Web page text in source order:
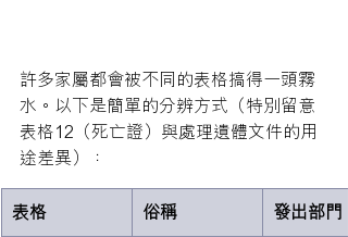
許多家屬都會被不同的表格搞得一頭霧
水。以下是簡單的分辨方式（特別留意
表格12（死亡證）與處理遺體文件的用
途差異）：
表格 俗稱 發出部門